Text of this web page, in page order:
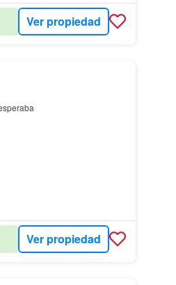
Ver propiedad
Ver propiedad